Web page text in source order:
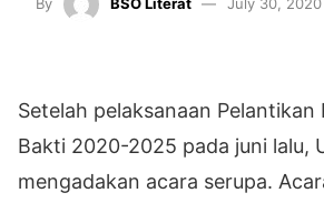
Setelah pelaksanaan Pelantikan
Bakti 2020-2025 pada juni lalu,
mengadakan acara serupa.